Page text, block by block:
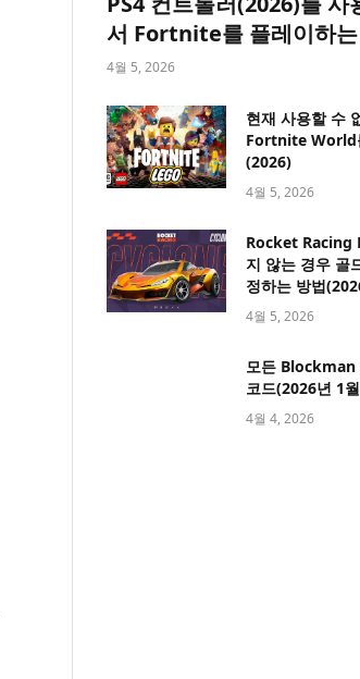
서 Fortnite를 플레이하는
4월 5, 2026
현재 사용할 수
Fortnite World
(2026)
4월 5, 2026
Rocket Racing
지 않는 경우 골
정하는 방법
4월 5, 2026
모든
코드(2026년 1
4월 4, 2026